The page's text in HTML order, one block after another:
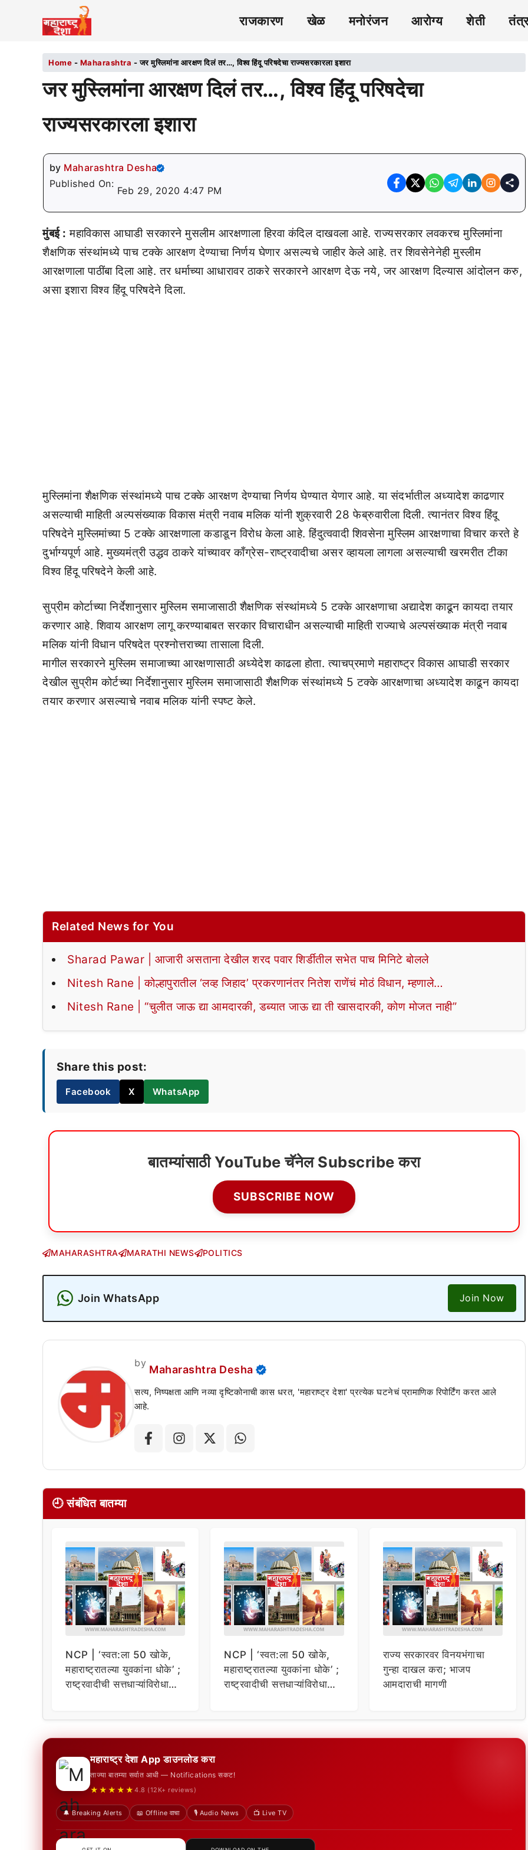
राजकारण खेळ मनोरंजन आरोग्य शेती
Home - Maharashtra -जर मुस्लिमांना आरक्षण दिलं तर…, विश्व हिंदू परिषदेचा राज्यसरकारला इशारा
जर मुस्लिमांना आरक्षण दिलं तर…, विश्व हिंदू परिषदेचा
राज्यसरकारला इशारा
by Maharashtra Desha
Published On:
Feb 29, 2020 4:47 PM
मुंबई : महाविकास आघाडी सरकारने मुसलीम आरक्षणाला हिरवा कंदिल दाखवला आहे. राज्यसरकार लवकरच मुस्लिमांना
शैक्षणिक संस्थांमध्ये पाच टक्के आरक्षण देण्याचा निर्णय घेणार असल्यचे जाहीर केले आहे. तर शिवसेनेनेही मुस्लीम
आरक्षणाला पाठींबा दिला आहे. तर धर्माच्या आधारावर ठाकरे सरकारने आरक्षण देऊ नये, जर आरक्षण दिल्यास आंदोलन करु,
असा इशारा विश्व हिंदू परिषदेने दिला.
मुस्लिमांना शैक्षणिक संस्थांमध्ये पाच टक्के आरक्षण देण्याचा निर्णय घेण्यात येणार आहे. या संदर्भातील अध्यादेश काढणार
असल्याची माहिती अल्पसंख्याक विकास मंत्री नवाब मलिक यांनी शुक्रवारी 28 फेब्रुवारीला दिली. त्यानंतर विश्व हिंदू
परिषदेने मुस्लिमांच्या 5 टक्के आरक्षणाला कडाडून विरोध केला आहे. हिंदुत्ववादी शिवसेना मुस्लिम आरक्षणाचा विचार करते हे
दुर्भाग्यपूर्ण आहे. मुख्यमंत्री उद्धव ठाकरे यांच्यावर काँग्रेस-राष्ट्रवादीचा असर व्हायला लागला असल्याची खरमरीत टीका
विश्व हिंदू परिषदेने केली आहे.
सुप्रीम कोर्टाच्या निर्देशानुसार मुस्लिम समाजासाठी शैक्षणिक संस्थांमध्ये 5 टक्के आरक्षणाचा अद्यादेश काढून कायदा तयार
करणार आहे. शिवाय आरक्षण लागू करण्याबाबत सरकार विचाराधीन असल्याची माहिती राज्याचे अल्पसंख्याक मंत्री नवाब
मलिक यांनी विधान परिषदेत प्रश्नोत्तराच्या तासाला दिली.
मागील सरकारने मुस्लिम समाजाच्या आरक्षणासाठी अध्येदेश काढला होता. त्याचप्रमाणे महाराष्ट्र विकास आघाडी सरकार
देखील सुप्रीम कोर्टच्या निर्देशानुसार मुस्लिम समाजासाठी शैक्षणिक संस्थांमध्ये 5 टक्के आरक्षणाचा अध्यादेश काढून कायदा
तयार करणार असल्याचे नवाब मलिक यांनी स्पष्ट केले.
Related News for You
Sharad Pawar | आजारी असताना देखील शरद पवार शिर्डीतील सभेत पाच मिनिटे बोलले
Nitesh Rane | कोल्हापुरातील ‘लव्ह जिहाद’ प्रकरणानंतर नितेश राणेंचं मोठं विधान, म्हणाले…
Nitesh Rane | “चुलीत जाऊ द्या आमदारकी, डब्यात जाऊ द्या ती खासदारकी, कोण मोजत नाही”
Share this post:
Facebook X WhatsApp
बातम्यांसाठी YouTube चॅनेल Subscribe करा
SUBSCRIBE NOW
MAHARASHTRA MARATHI NEWS POLITICS
Join WhatsApp Join Now
by
Maharashtra Desha
सत्य, निष्पक्षता आणि नव्या दृष्टिकोनाची कास धरत, 'महाराष्ट्र देशा' प्रत्येक घटनेचं प्रामाणिक रिपोर्टिंग करत आले
आहे.
🕘 संबंधित बातम्या
NCP | ‘स्वत:ला 50 खोके,
महाराष्ट्रातल्या युवकांना धोके’ ;
राष्ट्रवादीची सत्तधाऱ्यांविरोधात
NCP | ‘स्वत:ला 50 खोके,
महाराष्ट्रातल्या युवकांना धोके’ ;
राष्ट्रवादीची सत्तधाऱ्यांविरोधात
राज्य सरकारवर विनयभंगाचा
गुन्हा दाखल करा; भाजप
आमदाराची मागणी
महाराष्ट्र देशा App डाउनलोड करा
ताज्या बातम्या सर्वात आधी — Notifications सकट!
★★★★★ 4.8 (12K+ reviews)
🔔 Breaking Alerts 📖 Offline वाचा 🎙️ Audio News 📺 Live TV